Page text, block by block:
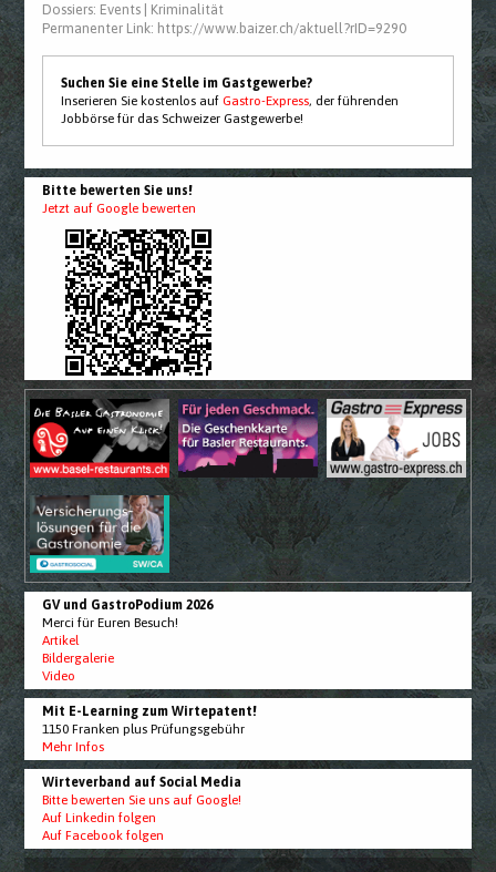
Dossiers: Events
Kriminalität
Permanenter Link: https://www.baizer.ch/aktuell?rID=9290
Suchen Sie eine Stelle im Gastgewerbe?
Inserieren Sie kostenlos aufGastro-Express, der führenden
Jobbörse für das Schweizer Gastgewerbe!
Bitte bewerten Sie uns!
Jetzt auf Google bewerten
GV und GastroPodium 2026
Merci für Euren Besuch!
Artikel
Bildergalerie
Video
Mit E-Learning zum Wirtepatent!
1150 Franken plus Prüfungsgebühr
Mehr Infos
Wirteverband auf Social Media
Bitte bewerten Sie uns auf Google!
Auf Linkedin folgen
Auf Facebook folgen